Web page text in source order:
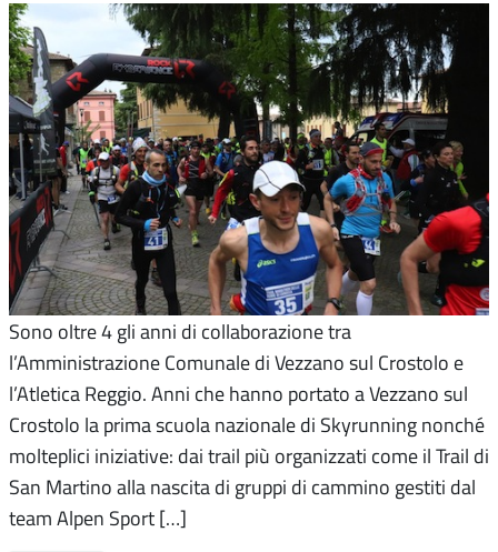
Sono oltre 4 gli anni di collaborazione tra
l’Amministrazione Comunale di Vezzano sul Crostolo e
l’Atletica Reggio. Anni che hanno portato a Vezzano sul
Crostolo la prima scuola nazionale di Skyrunning nonché
molteplici iniziative: dai trail più organizzati come il Trail di
San Martino alla nascita di gruppi di cammino gestiti dal
team Alpen Sport […]